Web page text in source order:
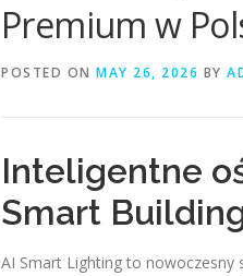
Premium w
POSTED ON MAY 26, 2026 BY
Inteligentne
Smart
AI Smart Lighting to nowoczesny